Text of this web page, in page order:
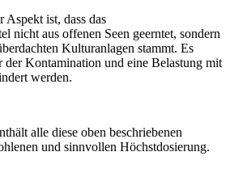
Aspekt ist, dass das
nicht aus offenen Seen geerntet, sondern
Kulturanlagen stammt. Es
der Kontamination und eine Belastung mit
werden.
alle diese oben beschriebenen
und sinnvollen Höchstdosierung.